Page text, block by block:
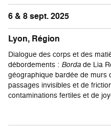
6 & 8 sept. 2025
Lyon, Région
Dialogue des corps et des
débordements : Borda de Lia
géographique bardée de murs
passages invisibles et de
contaminations fertiles et de